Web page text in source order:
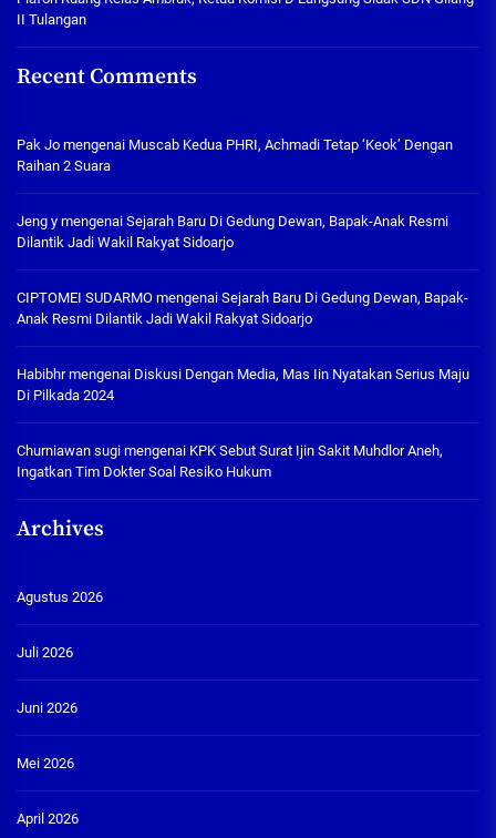
II Tulangan
Recent Comments
Pak Jo mengenai Muscab Kedua PHRI, Achmadi Tetap ‘Keok’ Dengan
Raihan 2 Suara
Jeng y mengenai Sejarah Baru Di Gedung Dewan, Bapak-Anak Resmi
Dilantik Jadi Wakil Rakyat Sidoarjo
CIPTOMEI SUDARMO mengenai Sejarah Baru Di Gedung Dewan, Bapak-
Anak Resmi Dilantik Jadi Wakil Rakyat Sidoarjo
Habibhrmengenai Diskusi Dengan Media, Mas Iin Nyatakan Serius Maju
Di Pilkada 2024
Churniawan sugi mengenai KPK Sebut Surat Ijin Sakit Muhdlor Aneh,
Ingatkan Tim Dokter Soal Resiko Hukum
Archives
Agustus 2026
Juli 2026
Juni 2026
Mei 2026
April 2026